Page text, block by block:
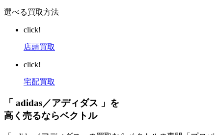
選べる買取方法
click!
店頭買取
click!
宅配買取
「 adidas／アディダス 」を
高く売るならベクトル